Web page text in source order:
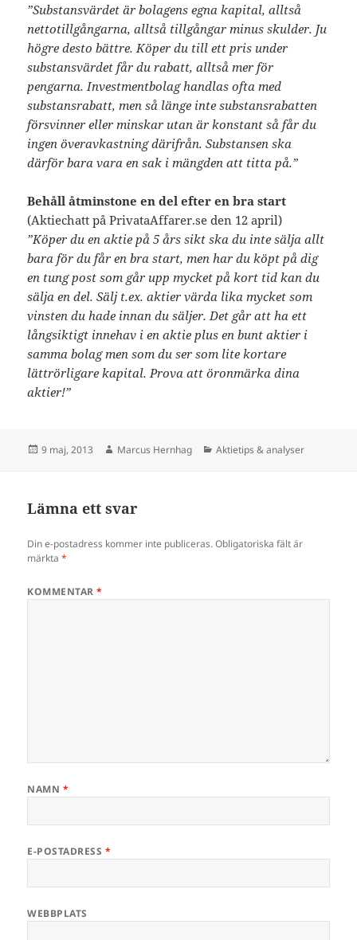
”Substansvärdet är bolagens egna kapital, alltså
nettotillgångarna, alltså tillgångar minus skulder. Ju
högre desto bättre. Köper du till ett pris under
substansvärdet får du rabatt, alltså mer för
pengarna. Investmentbolag handlas ofta med
substansrabatt, men så länge inte substansrabatten
försvinner eller minskar utan är konstant så får du
ingen överavkastning därifrån. Substansen ska
därför bara vara en sak i mängden att titta på.”
Behåll åtminstone en del efter en bra start
(Aktiechatt på PrivataAffarer.se den 12 april)
”Köper du en aktie på 5 års sikt ska du inte sälja allt
bara för du får en bra start, men har du köpt på dig
en tung post som går upp mycket på kort tid kan du
sälja en del. Sälj t.ex. aktier värda lika mycket som
vinsten du hade innan du säljer. Det går att ha ett
långsiktigt innehav i en aktie plus en bunt aktier i
samma bolag men som du ser som lite kortare
lättrörligare kapital. Prova att öronmärka dina
aktier!”
Postat
9 maj, 2013 Författare
Marcus Hernhag Kategorier
Aktietips & analyser
Lämna ett svar
Din e-postadress kommer inte publiceras. Obligatoriska fält är
märkta*
KOMMENTAR*
NAMN *
E-POSTADRESS *
WEBBPLATS